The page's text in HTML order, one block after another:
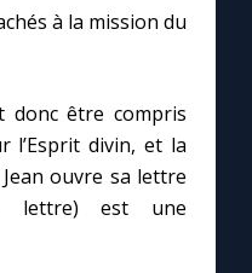
à la mission du
donc être compris
l’Esprit divin, et la
ouvre sa lettre
lettre) est une